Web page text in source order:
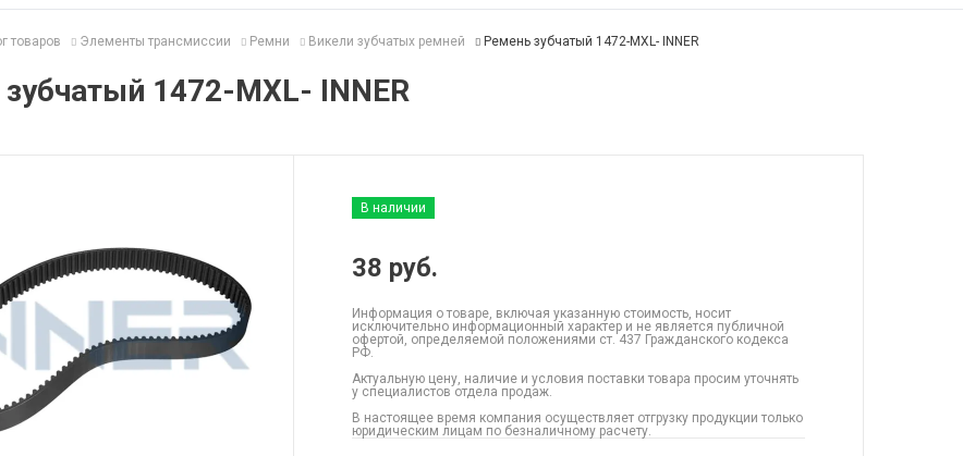
товаров Элементы трансмиссии Ремни Викели зубчатых ремней Ремень зубчатый 1472-MXL- INNER
1472-MXL- INNER
В наличии
38 руб.
Информация о товаре, включая указанную стоимость, носит
исключительно информационный характер и не является публичной
офертой, определяемой положениями ст. 437 Гражданского кодекса
РФ.
Актуальную цену, наличие и условия поставки товара просим уточнять
у специалистов отдела продаж.
В настоящее время компания осуществляет отгрузку продукции только
юридическим лицам по безналичному расчету.